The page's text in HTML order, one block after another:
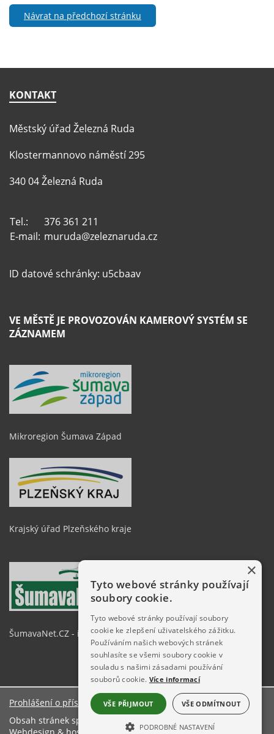
Návrat na předchozí stránku
KONTAKT
Městský úřad Železná Ruda
Klostermannovo náměstí 295
340 04 Železná Ruda
Tel.:
376 361 211
E-mail: muruda@zeleznaruda.cz
ID datové schránky: u5cbaav
VE MĚSTĚ JE PROVOZOVÁN KAMEROVÝ SYSTÉM SE
ZÁZNAMEM
Mikroregion Šumava Západ
Krajský úřad Plzeňského kraje
ŠumavaNet.CZ - informace o regionu
Prohlášení o přístupnosti
Obsah stránek spravuje: Městský úřad Železná Ruda
×
Tyto webové stránky používají
soubory cookie.
Tyto webové stránky používají soubory
cookie ke zlepšení uživatelského zážitku.
Používáním našich webových stránek
souhlasíte se všemi soubory cookie v
souladu s našimi zásadami používání
souborů cookie. Více informací
VŠE PŘIJMOUT VŠE ODMÍTNOUT
PODROBNÉ NASTAVENÍ